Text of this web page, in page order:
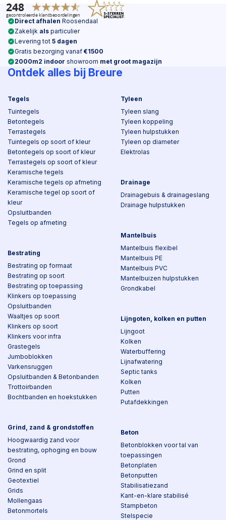
Direct afhalen Roosendaal
Zakelijk als particulier
Levering tot 5 dagen
Gratis bezorging vanaf €1500
2000m2 indoor showroom met groot magazijn
Ontdek alles bij Breure
Tegels
Tuintegels
Betontegels
Terrastegels
Tuintegels op soort of kleur
Betontegels op soort of kleur
Terrastegels op soort of kleur
Keramische tegels
Keramische tegels op afmeting
Keramische tegel op soort of
kleur
Opsluitbanden
Tegels op afmeting
Bestrating
Bestrating op formaat
Bestrating op soort
Bestrating op toepassing
Klinkers op toepassing
Opsluitbanden
Waaltjes op soort
Klinkers op soort
Klinkers voor infra
Grastegels
Jumboblokken
Varkensruggen
Opsluitbanden & Betonbanden
Trottoirbanden
Bochtbanden en hoekstukken
Grind, zand & grondstoffen
Hoogwaardig zand voor
bestrating, ophoging en bouw
Grond
Grind en split
Geotextiel
Grids
Mollengaas
Betonmortels
Tyleen
Tyleen slang
Tyleen koppeling
Tyleen hulpstukken
Tyleen op diameter
Elektrolas
Drainage
Drainagebuis & drainageslang
Drainage hulpstukken
Mantelbuis
Mantelbuis flexibel
Mantelbuis PE
Mantelbuis PVC
Mantelbuizen hulpstukken
Grondkabel
Lijngoten, kolken en putten
Lijngoot
Kolken
Waterbuffering
Lijnafwatering
Septic tanks
Kolken
Putten
Putafdekkingen
Beton
Betonblokken voor tal van
toepassingen
Betonplaten
Betonputten
Stabilisatiezand
Kant-en-klare stabilisé
Stampbeton
Stelspecie